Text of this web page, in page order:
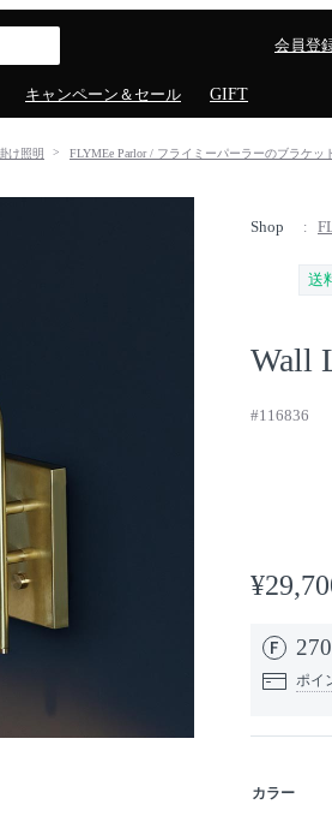
会員登
キャンペーン＆セール GIFT
け照明 FLYMEe Parlor / フライミーパーラーのブラケッ
Shop
送
Wall
#116836
270
ポイ
カラー